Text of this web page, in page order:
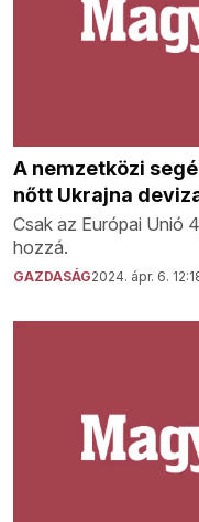
A nemzetközi
nőtt Ukrajna
Csak az Európai Unió
hozzá.
GAZDASÁG2024. ápr. 6.